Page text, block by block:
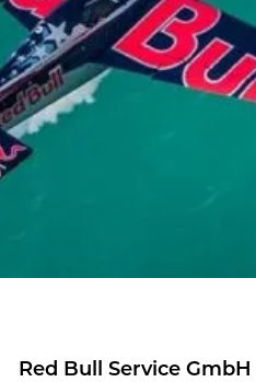
Red Bull Ser­vice GmbH